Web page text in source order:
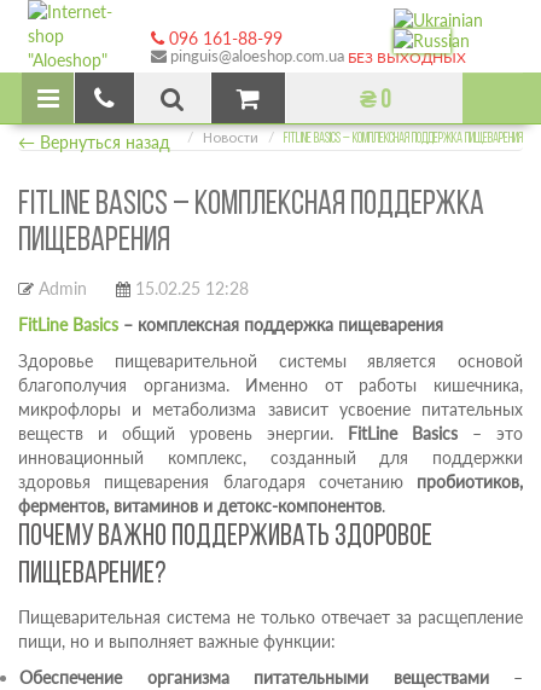
096 161-88-99
pinguis@aloeshop.com.ua БЕЗ ВЫХОДНЫХ
₴ 0
← Вернуться назад
Новости
FITLINE BASICS – КОМПЛЕКСНАЯ ПОДДЕРЖКА ПИЩЕВАРЕНИЯ
FITLINE BASICS – КОМПЛЕКСНАЯ ПОДДЕРЖКА
ПИЩЕВАРЕНИЯ
Admin
15.02.25 12:28
FitLine Basics – комплексная поддержка пищеварения
Здоровье пищеварительной системы является основой
благополучия организма. Именно от работы кишечника,
микрофлоры и метаболизма зависит усвоение питательных
веществ и общий уровень энергии. FitLine Basics – это
инновационный комплекс, созданный для поддержки
здоровья пищеварения благодаря сочетанию пробиотиков,
ферментов, витаминов и детокс-компонентов.
Почему важно поддерживать здоровое
пищеварение?
Пищеварительная система не только отвечает за расщепление
пищи, но и выполняет важные функции:
Обеспечение организма питательными веществами–